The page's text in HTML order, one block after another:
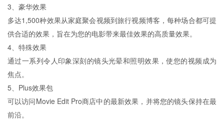
3、豪华效果
多达1,500种效果从家庭聚会视频到旅行视频博客，每种场合都可提
供合适的效果，旨在为您的电影带来最佳效果的高质量效果。
4、特殊效果
通过一系列令人印象深刻的镜头光晕和照明效果，使您的视频成为
焦点。
5、Plus效果包
可以访问Movie Edit Pro商店中的最新效果，并将您的镜头保持在最
前沿。